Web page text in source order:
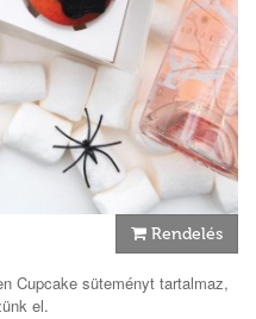
Rendelés
Cupcake süteményt tartalmaz,
el.